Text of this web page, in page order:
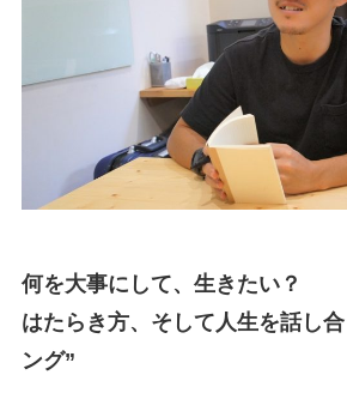
何を大事にして、生きたい？
はたらき方、そして人生を話し
ング”